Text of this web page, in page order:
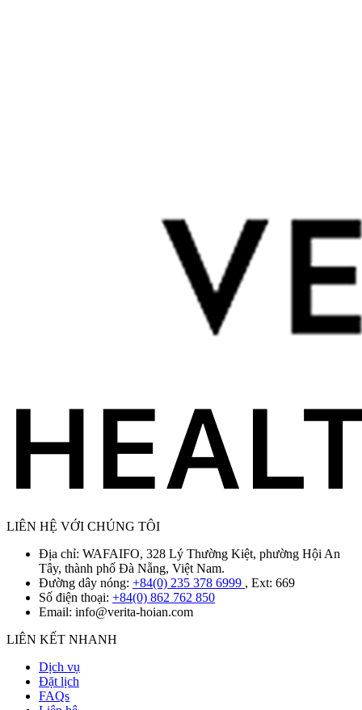
LIÊN HỆ VỚI CHÚNG TÔI
Địa chỉ: WAFAIFO, 328 Lý Thường Kiệt, phường Hội An
Tây, thành phố Đà Nẵng, Việt Nam.
Đường dây nóng: +84(0) 235 378 6999 , Ext: 669
Số điện thoại: +84(0) 862 762 850
Email: info@verita-hoian.com
LIÊN KẾT NHANH
Dịch vụ
Đặt lịch
FAQs